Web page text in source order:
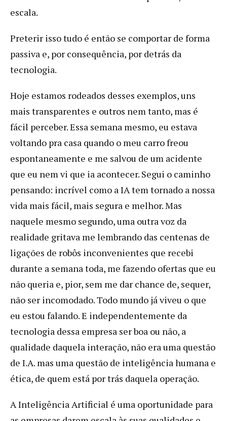
escala.
Preterir isso tudo é então se comportar de forma
passiva e, por consequência, por detrás da
tecnologia.
Hoje estamos rodeados desses exemplos, uns
mais transparentes e outros nem tanto, mas é
fácil perceber. Essa semana mesmo, eu estava
voltando pra casa quando o meu carro freou
espontaneamente e me salvou de um acidente
que eu nem vi que ia acontecer. Segui o caminho
pensando: incrível como a IA tem tornado a nossa
vida mais fácil, mais segura e melhor. Mas
naquele mesmo segundo, uma outra voz da
realidade gritava me lembrando das centenas de
ligações de robôs inconvenientes que recebi
durante a semana toda, me fazendo ofertas que eu
não queria e, pior, sem me dar chance de, sequer,
não ser incomodado. Todo mundo já viveu o que
eu estou falando. E independentemente da
tecnologia dessa empresa ser boa ou não, a
qualidade daquela interação, não era uma questão
de I.A. mas uma questão de inteligência humana e
ética, de quem está por trás daquela operação.
A Inteligência Artificial é uma oportunidade para